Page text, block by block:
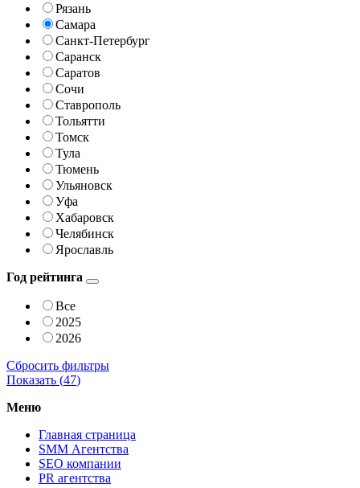
Рязань
Самара
Санкт-Петербург
Саранск
Саратов
Сочи
Ставрополь
Тольятти
Томск
Тула
Тюмень
Ульяновск
Уфа
Хабаровск
Челябинск
Ярославль
Год рейтинга
Все
2025
2026
Сбросить фильтры
Показать (47)
Меню
Главная страница
SMM Агентства
SEO компании
PR агентства